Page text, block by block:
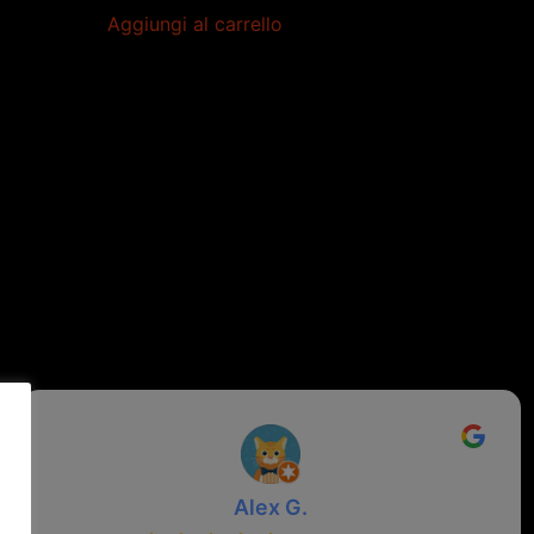
Aggiungi al carrello
Alex G.